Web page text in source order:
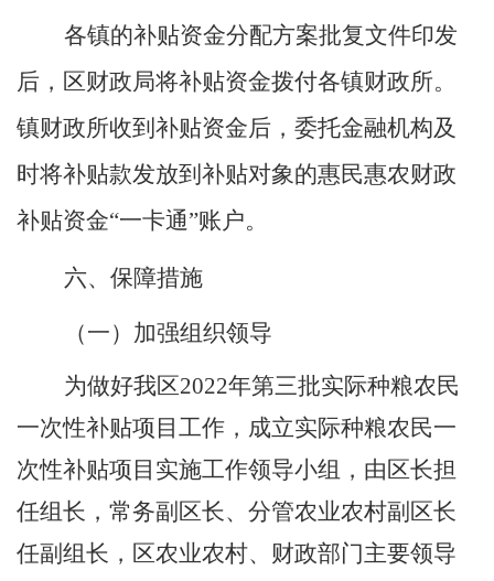
各镇的补贴资金分配方案批复文件印发
后，区财政局将补贴资金拨付各镇财政所。
镇财政所收到补贴资金后，委托金融机构及
时将补贴款发放到补贴对象的惠民惠农财政
补贴资金“一卡通”账户。
六、保障措施
（一）加强组织领导
为做好我区2022年第三批实际种粮农民
一次性补贴项目工作，成立实际种粮农民一
次性补贴项目实施工作领导小组，由区长担
任组长，常务副区长、分管农业农村副区长
任副组长，区农业农村、财政部门主要领导